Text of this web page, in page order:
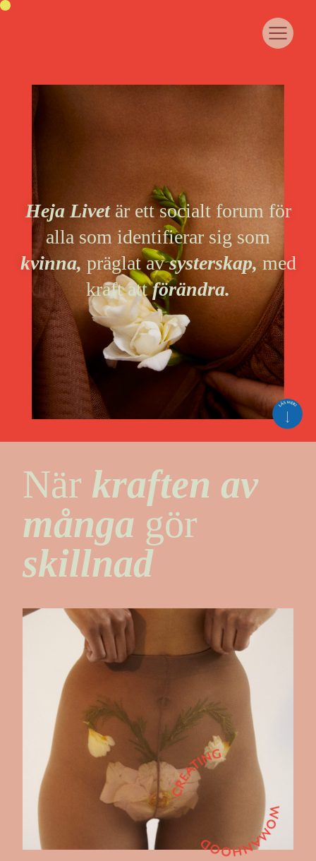
COMMUNITY
CASE
WOMANHOOD
JUST NU
KURSER & EVENTS
MEDLEMSPORTAL
KONTAKT
Heja Livetär ett socialt forum för
alla som identifierar sig som
kvinna, präglat avsysterskap,med
kraft attförändra.
När kraften av
många gör
skillnad